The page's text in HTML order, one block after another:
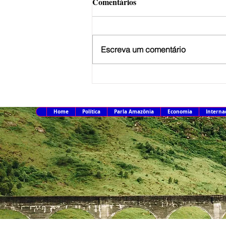
PT oficializa candidatura de
Escreva um comentário
Home Política Parla Amazônia Economia